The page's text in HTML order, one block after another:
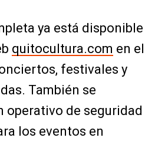
ya está disponible
quitocultura.com en el
festivales y
También se
operativo de seguridad
los eventos en